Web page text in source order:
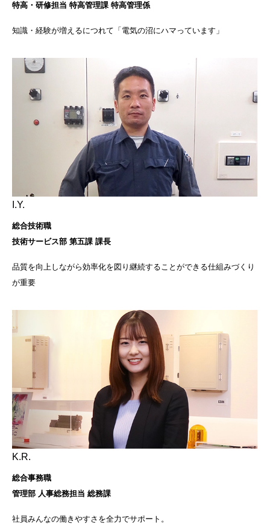
特高・研修担当 特高管理課 特高管理係
知識・経験が増えるにつれて「電気の沼にハマっています」
I.Y.
総合技術職
技術サービス部 第五課 課長
品質を向上しながら効率化を図り継続することができる仕組みづくり
が重要
K.R.
総合事務職
管理部 人事総務担当 総務課
社員みんなの働きやすさを全力でサポート。